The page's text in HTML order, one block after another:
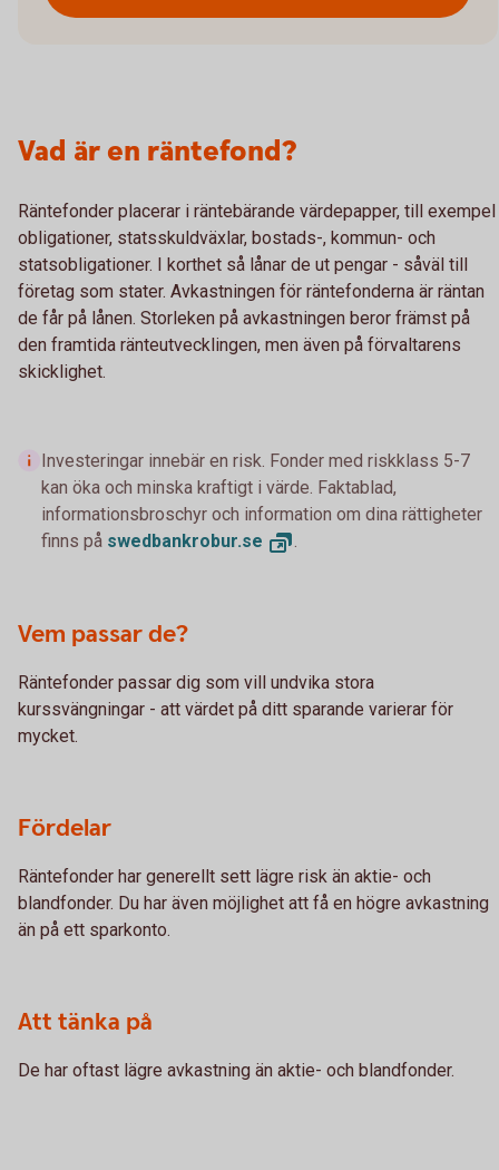
Vad är en räntefond?
Räntefonder placerar i räntebärande värdepapper, till exempel
obligationer, statsskuldväxlar, bostads-, kommun- och
statsobligationer. I korthet så lånar de ut pengar - såväl till
företag som stater. Avkastningen för räntefonderna är räntan
de får på lånen. Storleken på avkastningen beror främst på
den framtida ränteutvecklingen, men även på förvaltarens
skicklighet.
Investeringar innebär en risk. Fonder med riskklass 5-7
kan öka och minska kraftigt i värde. Faktablad,
informationsbroschyr och information om dina rättigheter
finns på swedbankrobur.se .
Vem passar de?
Räntefonder passar dig som vill undvika stora
kurssvängningar - att värdet på ditt sparande varierar för
mycket.
Fördelar
Räntefonder har generellt sett lägre risk än aktie- och
blandfonder. Du har även möjlighet att få en högre avkastning
än på ett sparkonto.
Att tänka på
De har oftast lägre avkastning än aktie- och blandfonder.